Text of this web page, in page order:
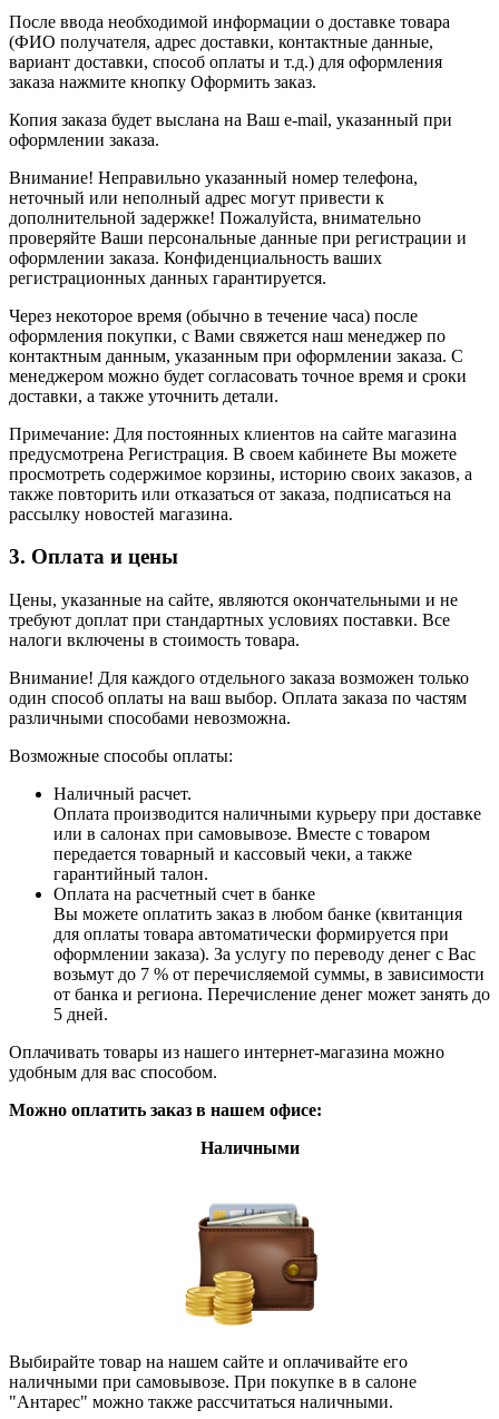
После ввода необходимой информации о доставке товара
(ФИО получателя, адрес доставки, контактные данные,
вариант доставки, способ оплаты и т.д.) для оформления
заказа нажмите кнопку Оформить заказ.
Копия заказа будет выслана на Ваш e-mail, указанный при
оформлении заказа.
Внимание! Неправильно указанный номер телефона,
неточный или неполный адрес могут привести к
дополнительной задержке! Пожалуйста, внимательно
проверяйте Ваши персональные данные при регистрации и
оформлении заказа. Конфиденциальность ваших
регистрационных данных гарантируется.
Через некоторое время (обычно в течение часа) после
оформления покупки, с Вами свяжется наш менеджер по
контактным данным, указанным при оформлении заказа. С
менеджером можно будет согласовать точное время и сроки
доставки, а также уточнить детали.
Примечание: Для постоянных клиентов на сайте магазина
предусмотрена Регистрация. В своем кабинете Вы можете
просмотреть содержимое корзины, историю своих заказов, а
также повторить или отказаться от заказа, подписаться на
рассылку новостей магазина.
3. Оплата и цены
Цены, указанные на сайте, являются окончательными и не
требуют доплат при стандартных условиях поставки. Все
налоги включены в стоимость товара.
Внимание! Для каждого отдельного заказа возможен только
один способ оплаты на ваш выбор. Оплата заказа по частям
различными способами невозможна.
Возможные способы оплаты:
Наличный расчет.
Оплата производится наличными курьеру при доставке
или в салонах при самовывозе. Вместе с товаром
передается товарный и кассовый чеки, а также
гарантийный талон.
Оплата на расчетный счет в банке
Вы можете оплатить заказ в любом банке (квитанция
для оплаты товара автоматически формируется при
оформлении заказа). За услугу по переводу денег с Вас
возьмут до 7 % от перечисляемой суммы, в зависимости
от банка и региона. Перечисление денег может занять до
5 дней.
Оплачивать товары из нашего интернет-магазина можно
удобным для вас способом.
Можно оплатить заказ в нашем офисе:
Наличными
Выбирайте товар на нашем сайте и оплачивайте его
наличными при самовывозе. При покупке в в салоне
"Антарес" можно также рассчитаться наличными.